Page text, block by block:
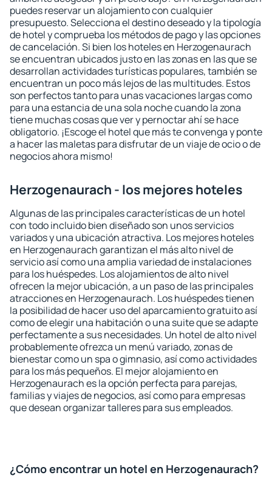
puedes reservar un alojamiento con cualquier
presupuesto. Selecciona el destino deseado y la tipología
de hotel y comprueba los métodos de pago y las opciones
de cancelación. Si bien los hoteles en Herzogenaurach
se encuentran ubicados justo en las zonas en las que se
desarrollan actividades turísticas populares, también se
encuentran un poco más lejos de las multitudes. Estos
son perfectos tanto para unas vacaciones largas como
para una estancia de una sola noche cuando la zona
tiene muchas cosas que ver y pernoctar ahí se hace
obligatorio. ¡Escoge el hotel que más te convenga y ponte
a hacer las maletas para disfrutar de un viaje de ocio o de
negocios ahora mismo!
Herzogenaurach - los mejores hoteles
Algunas de las principales características de un hotel
con todo incluido bien diseñado son unos servicios
variados y una ubicación atractiva. Los mejores hoteles
en Herzogenaurach garantizan el más alto nivel de
servicio así como una amplia variedad de instalaciones
para los huéspedes. Los alojamientos de alto nivel
ofrecen la mejor ubicación, a un paso de las principales
atracciones en Herzogenaurach. Los huéspedes tienen
la posibilidad de hacer uso del aparcamiento gratuito así
como de elegir una habitación o una suite que se adapte
perfectamente a sus necesidades. Un hotel de alto nivel
probablemente ofrezca un menú variado, zonas de
bienestar como un spa o gimnasio, así como actividades
para los más pequeños. El mejor alojamiento en
Herzogenaurach es la opción perfecta para parejas,
familias y viajes de negocios, así como para empresas
que desean organizar talleres para sus empleados.
¿Cómo encontrar un hotel en Herzogenaurach?